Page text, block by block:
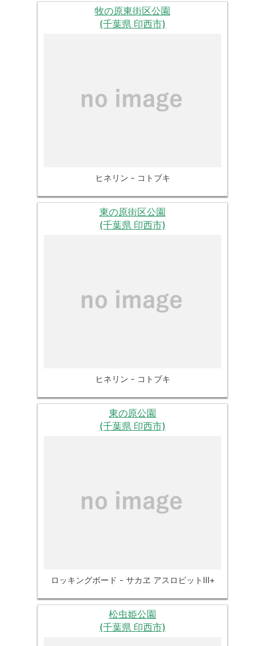
牧の原東街区公園
(千葉県 印西市)
ヒネリン - コトブキ
東の原街区公園
(千葉県 印西市)
ヒネリン - コトブキ
東の原公園
(千葉県 印西市)
ロッキングボード - サカヱ アスロビットⅢ+
松虫姫公園
(千葉県 印西市)